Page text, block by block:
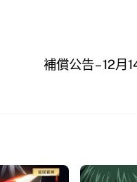
補償公告 – 12月